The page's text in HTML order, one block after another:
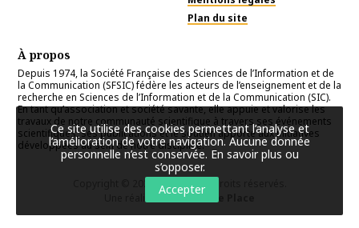
Plan du site
À propos
Depuis 1974, la Société Française des Sciences de l’Information et de
la Communication (SFSIC) fédère les acteurs de l’enseignement et de la
recherche en Sciences de l’Information et de la Communication (SIC).
En tant qu’association et société savante, elle appuie et valorise les
travaux de notre communauté scientifique à travers ses événements
scientifiques, ses publications et le soutien apporté aux initiatives
développées au sein de notre discipline.
SFSIC
. Tous droits réservés.
Une réalisationPremière Place
Ce site utilise des cookies permettant l’analyse et
l’amélioration de votre navigation. Aucune donnée
personnelle n’est conservée. En savoir plus ou
s’opposer.
Accepter